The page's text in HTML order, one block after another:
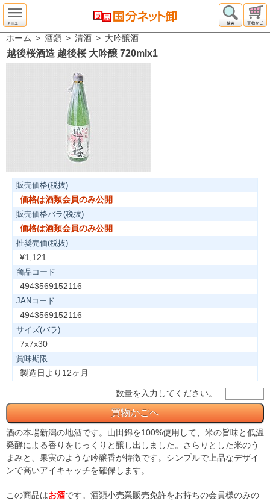
ホーム > 酒類 > 清酒 > 大吟醸酒
越後桜酒造 越後桜 大吟醸 720mlx1
販売価格(税抜)
価格は酒類会員のみ公開
販売価格バラ(税抜)
価格は酒類会員のみ公開
推奨売価(税抜)
¥1,121
商品コード
4943569152116
JANコード
4943569152116
サイズ(バラ)
7x7x30
賞味期限
製造日より12ヶ月
数量を入力してください。
酒の本場新潟の地酒です。山田錦を100%使用して、米の旨味と低温
発酵による香りをじっくりと醸し出しました。さらりとした米のう
まみと、果実のような吟醸香が特徴です。シンプルで上品なデザイ
ンで高いアイキャッチを確保します。
この商品はお酒です。酒類小売業販売免許をお持ちの会員様のみの